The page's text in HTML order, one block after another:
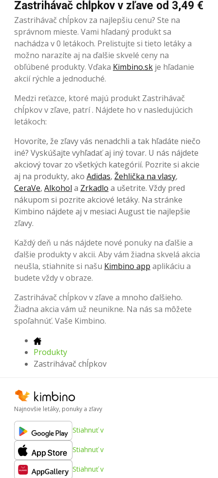
Zastrihávač chĺpkov v zľave od 3,49 €
Zastrihávač chĺpkov za najlepšiu cenu? Ste na
správnom mieste. Vami hľadaný produkt sa
nachádza v 0 letákoch. Prelistujte si tieto letáky a
možno narazíte aj na ďalšie skvelé ceny na
obľúbené produkty. Vďaka Kimbino.sk je hľadanie
akcií rýchle a jednoduché.
Medzi reťazce, ktoré majú produkt Zastrihávač
chĺpkov v zľave, patrí . Nájdete ho v nasledujúcich
letákoch:
Hovoríte, že zľavy vás nenadchli a tak hľadáte niečo
iné? Vyskúšajte vyhľadať aj iný tovar. U nás nájdete
akciový tovar zo všetkých kategórií. Pozrite si akcie
aj na produkty, ako Adidas, Žehlička na vlasy,
CeraVe, Alkohol a Zrkadlo a ušetrite. Vždy pred
nákupom si pozrite akciové letáky. Na stránke
Kimbino nájdete aj v mesiaci August tie najlepšie
zľavy.
Každý deň u nás nájdete nové ponuky na ďalšie a
ďalšie produkty v akcii. Aby vám žiadna skvelá akcia
neušla, stiahnite si našu Kimbino app aplikáciu a
budete vždy v obraze.
Zastrihávač chĺpkov v zľave a mnoho ďalšieho.
Žiadna akcia vám už neunikne. Na nás sa môžete
spoľahnúť. Vaše Kimbino.
Produkty
Zastrihávač chĺpkov
Najnovšie letáky, ponuky a zľavy
Stiahnuť v
Stiahnuť v
Stiahnuť v